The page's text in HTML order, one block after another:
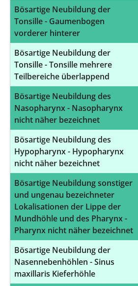
Bösartige Neubildung der
Tonsille - Gaumenbogen
vorderer hinterer
Bösartige Neubildung der
Tonsille - Tonsille mehrere
Teilbereiche überlappend
Bösartige Neubildung des
Nasopharynx - Nasopharynx
nicht näher bezeichnet
Bösartige Neubildung des
Hypopharynx - Hypopharynx
nicht näher bezeichnet
Bösartige Neubildung sonstiger
und ungenau bezeichneter
Lokalisationen der Lippe der
Mundhöhle und des Pharynx -
Pharynx nicht näher bezeichnet
Bösartige Neubildung der
Nasennebenhöhlen - Sinus
maxillaris Kieferhöhle